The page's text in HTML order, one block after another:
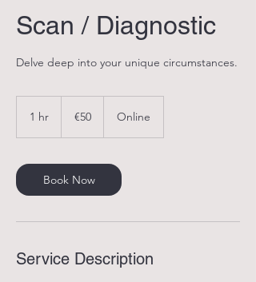
Scan / Diagnostic
Delve deep into your unique circumstances.
1 hr €50 Online
Book Now
Service Description